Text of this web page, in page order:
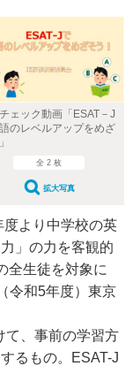
ェック動画「ESAT－J
のレベルアップをめざ
全 2 枚
拡大写真
より中学校の英
」の力を客観的
全生徒を対象に
令和5年度）東京
、事前の学習方
るもの。ESAT-J